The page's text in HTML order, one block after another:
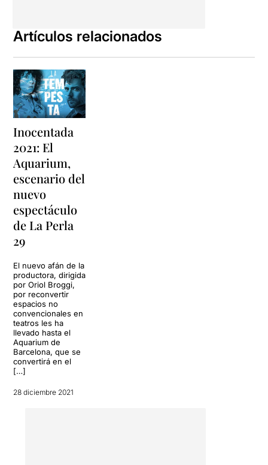
Artículos relacionados
Inocentada
2021: El
Aquarium,
escenario del
nuevo
espectáculo
de La Perla
29
El nuevo afán de la
productora, dirigida
por Oriol Broggi,
por reconvertir
espacios no
convencionales en
teatros les ha
llevado hasta el
Aquarium de
Barcelona, ​​que se
convertirá en el
[…]
28 diciembre 2021